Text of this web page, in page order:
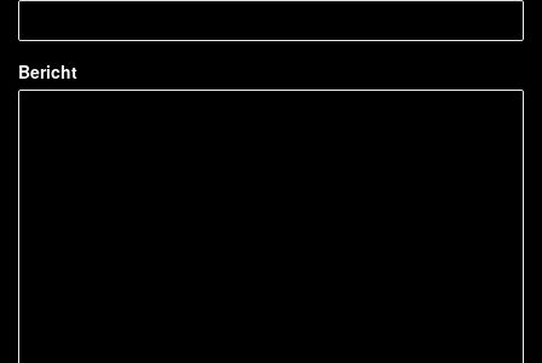
Bericht